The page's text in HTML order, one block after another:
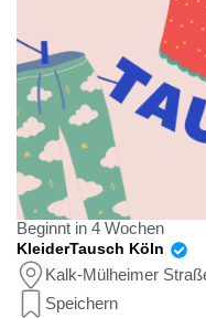
Beginnt in 4 Wochen
KleiderTausch Köln
Kalk-Mülheimer
Speichern